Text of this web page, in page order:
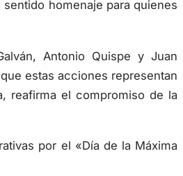
estas acciones representan
reafirma el compromiso de la